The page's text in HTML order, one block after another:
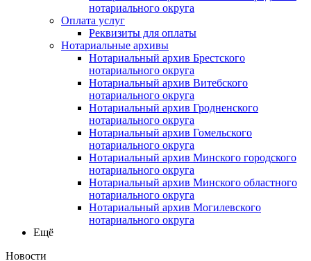
нотариального округа
Оплата услуг
Реквизиты для оплаты
Нотариальные архивы
Нотариальный архив Брестского
нотариального округа
Нотариальный архив Витебского
нотариального округа
Нотариальный архив Гродненского
нотариального округа
Нотариальный архив Гомельского
нотариального округа
Нотариальный архив Минского городского
нотариального округа
Нотариальный архив Минского областного
нотариального округа
Нотариальный архив Могилевского
нотариального округа
Ещё
Новости